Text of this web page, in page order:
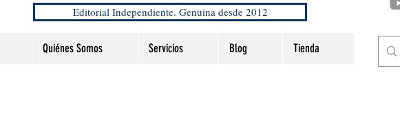
Editorial Independiente. Genuina desde 2012
Quiénes Somos Servicios Blog Tienda